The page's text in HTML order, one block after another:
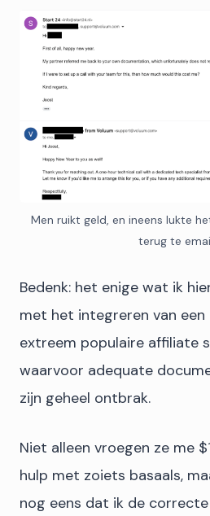
Men ruikt geld, en ineens lukte
terug te
Bedenk: het enige wat ik
met het integreren van
extreem populaire affiliate
waarvoor adequate
zijn geheel ontbrak.
Niet alleen vroegen ze me
hulp met zoiets basaals,
nog eens dat ik de